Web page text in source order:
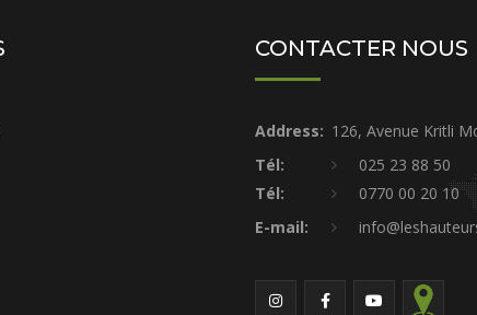
CONTACTER NOUS
Address: 126, Avenue Kritli
Tél:
025 23 88 50
Tél:
0770 00 20 10
E-mail: